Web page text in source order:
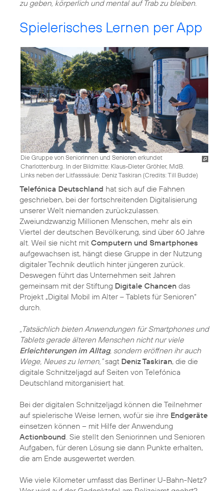
Spielerisches Lernen per App
Die Gruppe von Seniorinnen und Senioren erkundet
Charlottenburg. In der Bildmitte: Klaus-Dieter Gröhler, MdB.
Links neben der Litfasssäule: Deniz Taskiran (Credits: Till Budde)
Telefónica Deutschland hat sich auf die Fahnen
geschrieben, bei der fortschreitenden Digitalisierung
unserer Welt niemanden zurückzulassen.
Zweiundzwanzig Millionen Menschen, mehr als ein
Viertel der deutschen Bevölkerung, sind über 60 Jahre
alt. Weil sie nicht mit Computern und Smartphones
aufgewachsen ist, hängt diese Gruppe in der Nutzung
digitaler Technik deutlich hinter jüngeren zurück.
Deswegen führt das Unternehmen seit Jahren
gemeinsam mit der Stiftung Digitale Chancen das
Projekt „Digital Mobil im Alter – Tablets für Senioren“
durch.
„Tatsächlich bieten Anwendungen für Smartphones und
Tablets gerade älteren Menschen nicht nur viele
Erleichterungen im Alltag, sondern eröffnen ihr auch
Wege, Neues zu lernen,“sagt Deniz Taskiran, die die
digitale Schnitzeljagd auf Seiten von Telefónica
Deutschland mitorganisiert hat.
Bei der digitalen Schnitzeljagd können die Teilnehmer
auf spielerische Weise lernen, wofür sie ihre Endgeräte
einsetzen können – mit Hilfe der Anwendung
Actionbound. Sie stellt den Seniorinnen und Senioren
Aufgaben, für deren Lösung sie dann Punkte erhalten,
die am Ende ausgewertet werden.
Wie viele Kilometer umfasst das Berliner U-Bahn-Netz?